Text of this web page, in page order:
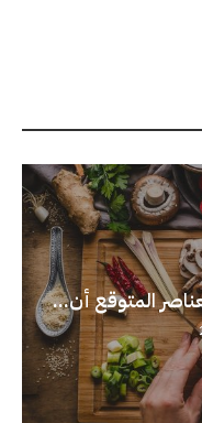
المتوقع أن...